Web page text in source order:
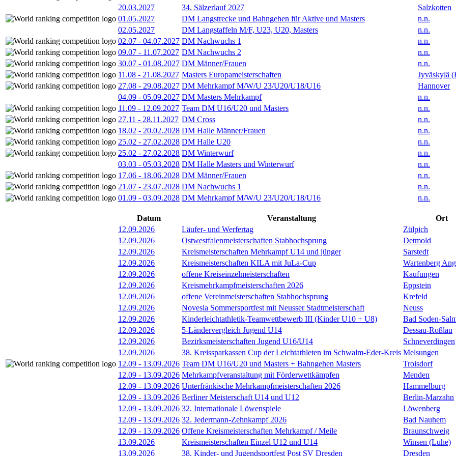
20.03.2027
34. Sälzerlauf 2027
Salzkotten
01.05.2027
DM Langstrecke und Bahngehen für Aktive und Masters
n.n.
02.05.2027
DM Langstaffeln M/F, U23, U20, Masters
n.n.
02.07 - 04.07.2027 DM Nachwuchs 1
n.n.
09.07 - 11.07.2027 DM Nachwuchs 2
n.n.
30.07 - 01.08.2027 DM Männer/Frauen
n.n.
11.08 - 21.08.2027 Masters Europameisterschaften
Jyväskylä
27.08 - 29.08.2027 DM Mehrkampf M/W/U 23/U20/U18/U16
Hannover
04.09 - 05.09.2027 DM Masters Mehrkampf
n.n.
11.09 - 12.09.2027 Team DM U16/U20 und Masters
n.n.
27.11 - 28.11.2027 DM Cross
n.n.
18.02 - 20.02.2028 DM Halle Männer/Frauen
n.n.
25.02 - 27.02.2028 DM Halle U20
n.n.
25.02 - 27.02.2028 DM Winterwurf
n.n.
03.03 - 05.03.2028 DM Halle Masters und Winterwurf
n.n.
17.06 - 18.06.2028 DM Männer/Frauen
n.n.
21.07 - 23.07.2028 DM Nachwuchs 1
n.n.
01.09 - 03.09.2028 DM Mehrkampf M/W/U 23/U20/U18/U16 n.n.
Datum Veranstaltung
Ort
12.09.2026
Läufer- und Werfertag
Zülpich
12.09.2026
Ostwestfalenmeisterschaften Stabhochsprung
Detmold
12.09.2026
Kreismeisterschaften Mehrkampf U14 und jünger
Sarstedt
12.09.2026
Kreismeisterschaften KILA mit JuLa-Cup
Wartenberg
12.09.2026
offene Kreiseinzelmeisterschaften
Kaufungen
12.09.2026
Kreismehrkampfmeisterschaften 2026
Eppstein
12.09.2026
offene Vereinmeisterschaften Stabhochsprung
Krefeld
12.09.2026
Novesia Sommersportfest mit Neusser Stadtmeisterschaft
Neuss
12.09.2026
Kinderleichtathletik-Teamwettbewerb III (Kinder U10 + U8)
Bad Soden-
12.09.2026
5-Ländervergleich Jugend U14
Dessau-Roßlau
12.09.2026
Bezirksmeisterschaften Jugend U16/U14
Schneverdingen
12.09.2026
38. Kreissparkassen Cup der Leichtathleten im Schwalm-Eder-Kreis Melsungen
12.09 - 13.09.2026 Team DM U16/U20 und Masters + Bahngehen Masters
Troisdorf
12.09 - 13.09.2026 Mehrkampfveranstaltung mit Förderwettkämpfen
Menden
12.09 - 13.09.2026 Unterfränkische Mehrkampfmeisterschaften 2026
Hammelburg
12.09 - 13.09.2026 Berliner Meisterschaft U14 und U12
Berlin-Marzahn
12.09 - 13.09.2026 32. Internationale Löwenspiele
Löwenberg
12.09 - 13.09.2026 32. Jedermann-Zehnkampf 2026
Bad Nauhem
12.09 - 13.09.2026 Offene Kreismeisterschaften Mehrkampf / Meile
Braunschweig
13.09.2026
Kreismeisterschaften Einzel U12 und U14
Winsen (Luhe)
13.09.2026
38. Kinder- und Jugendsportfest Post SV Dresden Dresden